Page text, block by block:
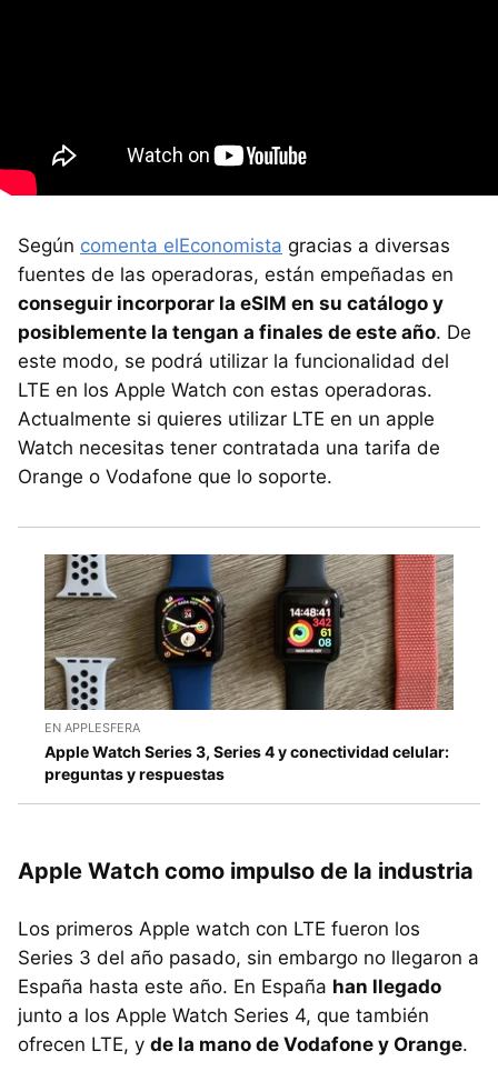
Según comenta elEconomista gracias a diversas
fuentes de las operadoras, están empeñadas en
conseguir incorporar la eSIM en su catálogo y
posiblemente la tengan a finales de este año. De
este modo, se podrá utilizar la funcionalidad del
LTE en los Apple Watch con estas operadoras.
Actualmente si quieres utilizar LTE en un apple
Watch necesitas tener contratada una tarifa de
Orange o Vodafone que lo soporte.
EN APPLESFERA
Apple Watch Series 3, Series 4 y conectividad celular:
preguntas y respuestas
Apple Watch como impulso de la industria
Los primeros Apple watch con LTE fueron los
Series 3 del año pasado, sin embargo no llegaron a
España hasta este año. En España han llegado
junto a los Apple Watch Series 4, que también
ofrecen LTE, y de la mano de Vodafone y Orange.